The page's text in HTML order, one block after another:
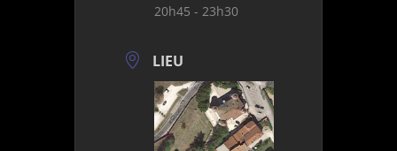
20h45 - 23h30
LIEU